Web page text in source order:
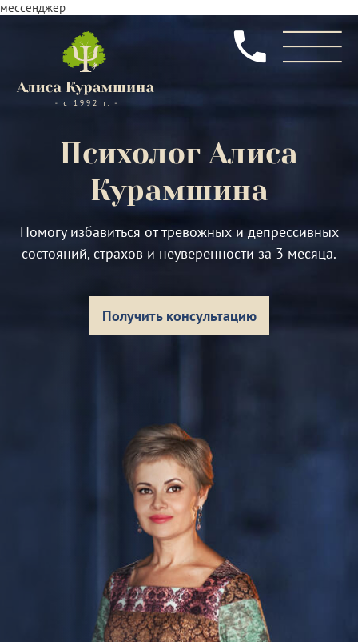
мессенджер
ПсихологАлиса
Курамшина
Помогу избавиться от тревожных и депрессивных
состояний, страхов и неуверенности за 3 месяца.
Получить консультацию